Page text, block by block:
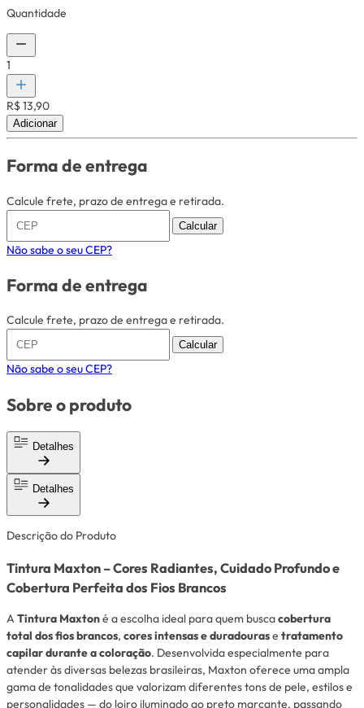
Quantidade
1
R$ 13,90
Adicionar
Forma de entrega
Calcule frete, prazo de entrega e retirada.
Calcular
Não sabe o seu CEP?
Forma de entrega
Calcule frete, prazo de entrega e retirada.
Calcular
Não sabe o seu CEP?
Sobre o produto
Detalhes
Detalhes
Descrição do Produto
Tintura Maxton – Cores Radiantes, Cuidado Profundo e
Cobertura Perfeita dos Fios Brancos
A Tintura Maxtoné a escolha ideal para quem buscacobertura
total dos fios brancos, cores intensas e duradourase tratamento
capilar durante a coloração. Desenvolvida especialmente para
atender às diversas belezas brasileiras, Maxton oferece uma ampla
gama de tonalidades que valorizam diferentes tons de pele, estilos e
personalidades — do loiro iluminado ao preto marcante, passando